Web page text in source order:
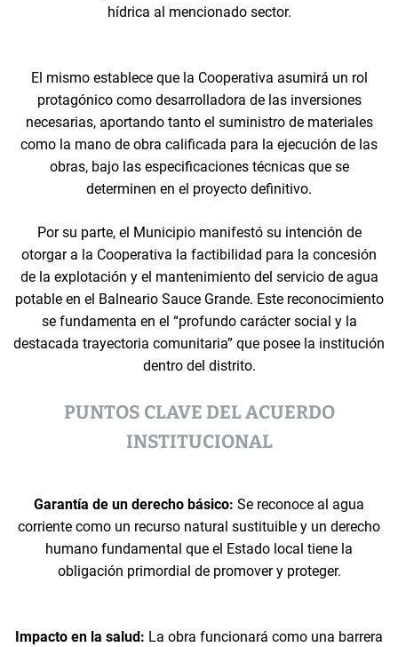
hídrica al mencionado sector.
El mismo establece que la Cooperativa asumirá un rol
protagónico como desarrolladora de las inversiones
necesarias, aportando tanto el suministro de materiales
como la mano de obra calificada para la ejecución de las
obras, bajo las especificaciones técnicas que se
determinen en el proyecto definitivo.
Por su parte, el Municipio manifestó su intención de
otorgar a la Cooperativa la factibilidad para la concesión
de la explotación y el mantenimiento del servicio de agua
potable en el Balneario Sauce Grande. Este reconocimiento
se fundamenta en el “profundo carácter social y la
destacada trayectoria comunitaria” que posee la institución
dentro del distrito.
PUNTOS CLAVE DEL ACUERDO
INSTITUCIONAL
Garantía de un derecho básico: Se reconoce al agua
corriente como un recurso natural sustituible y un derecho
humano fundamental que el Estado local tiene la
obligación primordial de promover y proteger.
Impacto en la salud: La obra funcionará como una barrera